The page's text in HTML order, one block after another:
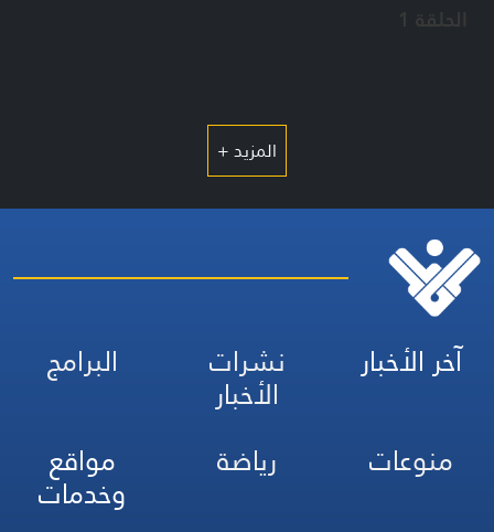
الحلقة 1
المزيد +
آخر الأخبار نشرات
الأخبار
البرامج
منوعات
رياضة مواقع
وخدمات